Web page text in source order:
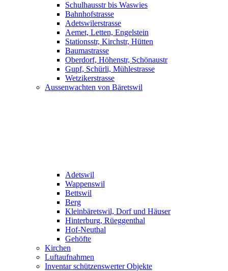
Schulhausstr bis Waswies
Bahnhofstrasse
Adetswilerstrasse
Aemet, Letten, Engelstein
Stationsstr, Kirchstr, Hütten
Baumastrasse
Oberdorf, Höhenstr, Schönaustr
Gupf, Schürli, Mühlestrasse
Wetzikerstrasse
Aussenwachten von Bäretswil
Adetswil
Wappenswil
Bettswil
Berg
Kleinbäretswil, Dorf und Häuser
Hinterburg, Rüeggenthal
Hof-Neuthal
Gehöfte
Kirchen
Luftaufnahmen
Inventar schützenswerter Objekte